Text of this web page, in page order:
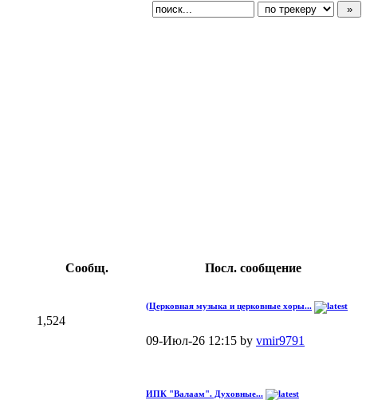
Сообщ. Посл. сообщение
1,524
(Церковная музыка и церковные хоры...
09-Июл-26 12:15 by vmir9791
ИПК "Валаам". Духовные...